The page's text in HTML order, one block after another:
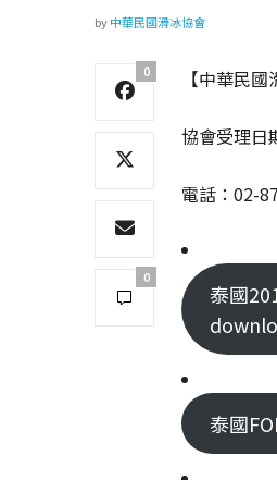
by中華民國滑冰協會
0
0
【中華民國
協會受理日
電話：02-
泰國
泰國